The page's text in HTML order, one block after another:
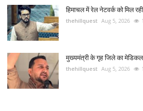
हिमाचल में रेल नेटवर्क को मिल
thehillquest Aug 5, 2026
मुख्यमंत्री के गृह जिले का
thehillquest Aug 5, 2026